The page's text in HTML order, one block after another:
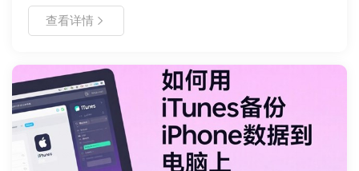
盖文件结构、页面描述、字体支持、安全性和扩展性；应用场
景则分别列举了二者各自适用的领域。同时，还介绍了多种打
者全面了解这两种格式及 OFD 文件的打开方式。
查看详情